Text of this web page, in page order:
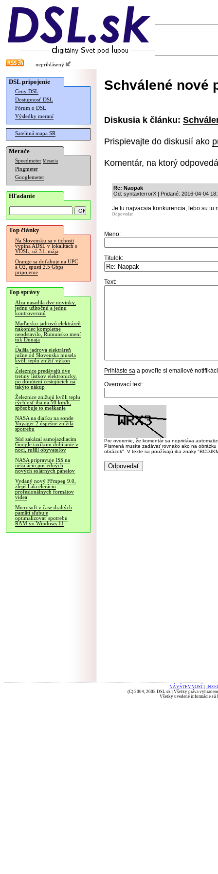
neprihlásený
DSL pripojenie
Ceny DSL
Dostupnosť DSL
Fórum o DSL
Výsledky meraní
Satelitná mapa SR
Merače
Speedmeter Merania
Pingmeter
Googlemeter
Hľadanie
Top články
Na Slovensku sa v tichosti
vypína ADSL v lokalitách s
VDSL, už 31. mája
Orange sa doťahuje na UPC
a O2, spustí 2.5 Gbps
pripojenie
Top správy
Alza nasadila dve novinky,
jednu užitočnú a jednu
kontroverznú
Maďarsko jadrovú elektráreň
nakoniec kompletne
neodstavilo, Rumunsko mení
tok Dunaja
Ďalšia jadrová elektráreň
južne od Slovenska musela
kvôli teplu znížiť výkon
Železnice predávajú dve
tretiny lístkov elektronicky,
po donútení cestujúcich na
takýto nákup
Železnice znižujú kvôli teplu
rýchlosť iba na 50 km/h,
spôsobuje to meškanie
NASA na diaľku na sonde
Voyager 2 úspešne znížila
spotrebu
Súd zakázal samojazdiacim
Google taxíkom dobíjanie v
noci, rušili obyvateľov
NASA pripravuje ISS na
inštaláciu posledných
nových solárnych panelov
Vydaný nový FFmpeg 9.0,
zlepšil akceleráciu
profesionálnych formátov
videa
Microsoft v čase drahých
pamätí sľubuje
optimalizovať spotrebu
RAM vo Windows 11
Schválené nové
Diskusia k článku:
Prispievajte do diskusií ako
Komentár, na ktorý
Re: Naopak
Od: syntaxterrorX | Pridané: 2016-04-04
Je tu najvacsia konkurencia, lebo su tu
Odpovedať
Meno:
Titulok:
Text:
Prihláste sa a povoľte si emailové
Overovací text:
Pre overenie, že komentár sa nepridáva
Písmená musíte zadávať rovnako ako na
obrázok". V texte sa používajú iba znaky
NÁVŠTEVNOSŤ
(C) 2004, 2005 DSL.sk | Všetky práva
Všetky uvedené informácie sú